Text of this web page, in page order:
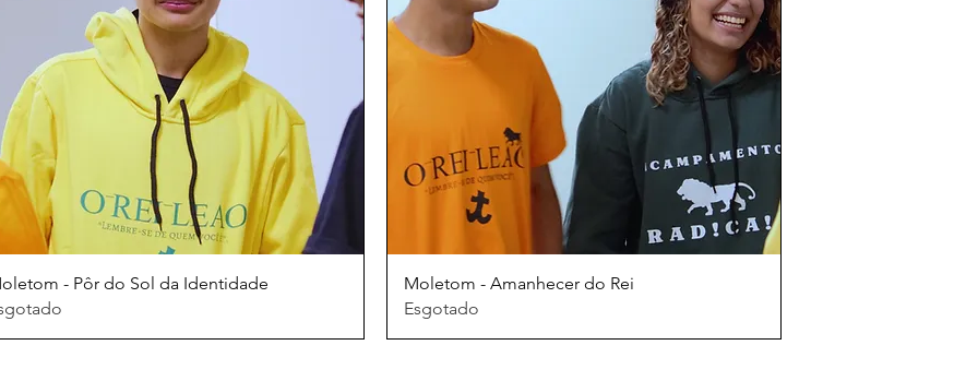
- Pôr do Sol da Identidade
Moletom - Amanhecer do Rei
Esgotado